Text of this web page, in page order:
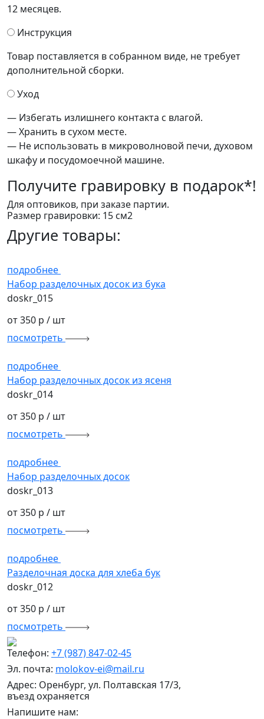
12 месяцев.
Инструкция
Товар поставляется в собранном виде, не требует
дополнительной сборки.
Уход
— Избегать излишнего контакта с влагой.
— Хранить в сухом месте.
— Не использовать в микроволновой печи, духовом
шкафу и посудомоечной машине.
Получите гравировку в подарок*!
Для оптовиков, при заказе партии.
Размер гравировки: 15 см2
Другие товары:
подробнее
Набор разделочных досок из бука
doskr_015
от 350 р / шт
посмотреть
подробнее
Набор разделочных досок из ясеня
doskr_014
от 350 р / шт
посмотреть
подробнее
Набор разделочных досок
doskr_013
от 350 р / шт
посмотреть
подробнее
Разделочная доска для хлеба бук
doskr_012
от 350 р / шт
посмотреть
Телефон: +7 (987) 847-02-45
Эл. почта: molokov-ei@mail.ru
Адрес: Оренбург, ул. Полтавская 17/3,
въезд охраняется
Напишите нам: